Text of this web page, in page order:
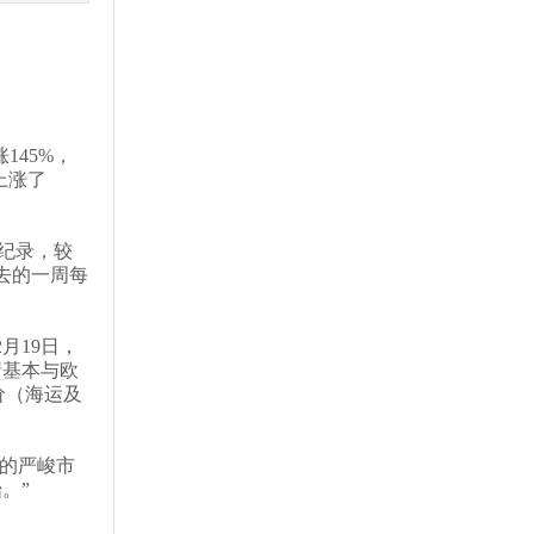
145% ，
涨了
录，较
的一周每
月 19日，
本与欧
海运及
严峻市
”